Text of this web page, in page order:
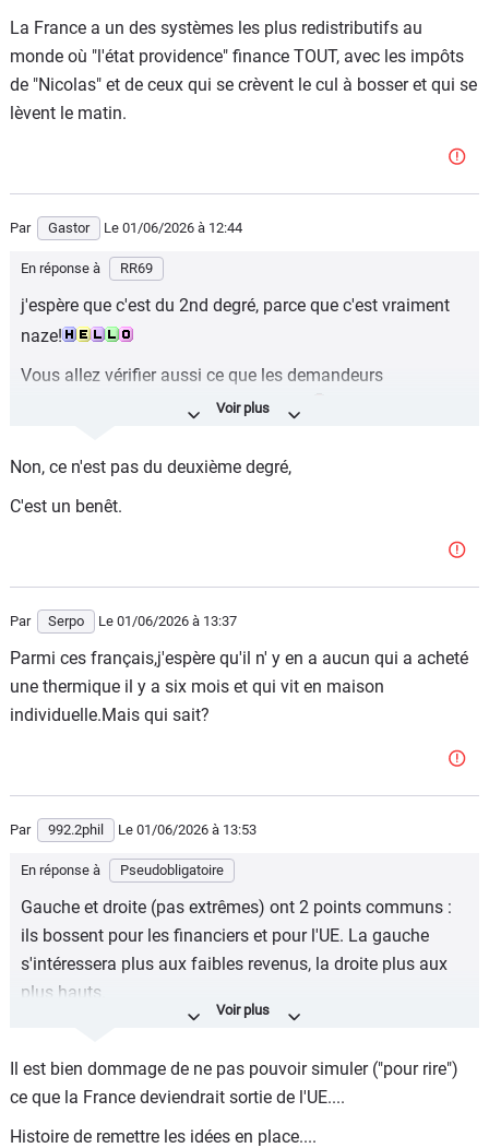
La France a un des systèmes les plus redistributifs au
monde où "l'état providence" finance TOUT, avec les impôts
de "Nicolas" et de ceux qui se crèvent le cul à bosser et qui se
lèvent le matin.
Par Gastor Le 01/06/2026 à 12:44
En réponse à RR69
j'espère que c'est du 2nd degré, parce que c'est vraiment
naze!
Vous allez vérifier aussi ce que les demandeurs
consomment au supermarché par ex?
Non, ce n'est pas du deuxième degré,
C'est un benêt.
Par Serpo Le 01/06/2026 à 13:37
Parmi ces français,j'espère qu'il n' y en a aucun qui a acheté
une thermique il y a six mois et qui vit en maison
individuelle.Mais qui sait?
Par 992.2phil Le 01/06/2026 à 13:53
En réponse à Pseudobligatoire
Gauche et droite (pas extrêmes) ont 2 points communs :
ils bossent pour les financiers et pour l'UE. La gauche
s'intéressera plus aux faibles revenus, la droite plus aux
plus hauts.
l'extrême-gauche et l'extrême-droite.
Tous au service des financiers et de l'UE.
Réduisez la dette à ce qu'elle aurait dû être (Banque de
Il est bien dommage de ne pas pouvoir simuler ("pour rire")
ce que la France deviendrait sortie de l'UE....
Histoire de remettre les idées en place....